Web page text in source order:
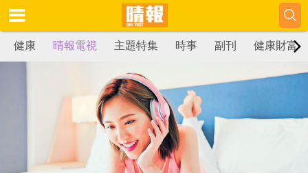
健康 晴報電視 主題特集 時事 副刊 健康財富